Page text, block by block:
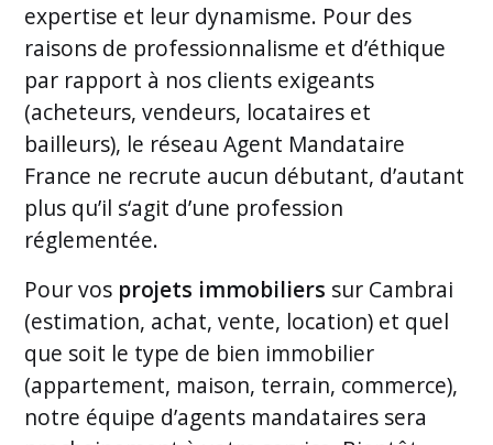
expertise et leur dynamisme. Pour des
raisons de professionnalisme et d’éthique
par rapport à nos clients exigeants
(acheteurs, vendeurs, locataires et
bailleurs), le réseau Agent Mandataire
France ne recrute aucun débutant, d’autant
plus qu’il s‘agit d’une profession
réglementée.
Pour vos projets immobiliers sur Cambrai
(estimation, achat, vente, location) et quel
que soit le type de bien immobilier
(appartement, maison, terrain, commerce),
notre équipe d’agents mandataires sera